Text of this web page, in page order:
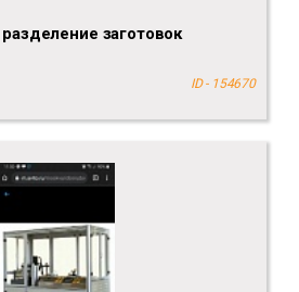
заготовок
ID - 154670